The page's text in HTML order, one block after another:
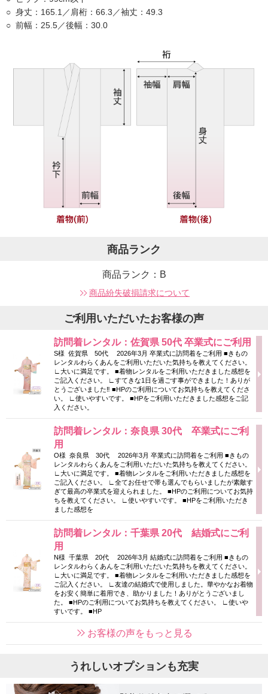
身丈：165.1／肩桁：66.3／袖丈：49.3
前幅：25.5／後幅：30.0
商品ランク
商品ランク：B
商品紛失破損請求について
ご利用いただいたお客様の声
訪問着レンタル：佐賀県 50代 卒業式にご利用
S様 佐賀県 50代 2026年3月 卒業式に訪問着をご利用 ■きもの
レンタルわらくあんをご利用いただいた気持ちを教えてください。
∟大いに満足です。 ■着物レンタルをご利用いただきました感想を
ご記入ください。 ∟すてきな1日を過ごす事ができました！ありが
とうございました‼ ■HPのご利用についてお気持ちを教えてくださ
い。 ∟使いやすいです。 ■HPをご利用いただきました感想をご記
入ください。
訪問着レンタル：奈良県 30代 卒業式にご利
用
O様 奈良県 30代 2026年3月 卒業式に訪問着をご利用 ■きもの
レンタルわらくあんをご利用いただいた気持ちを教えてください。
∟大いに満足です。 ■着物レンタルをご利用いただきました感想を
ご記入ください。 ∟全てお任せで帯も選んでもらいましたが素敵す
ぎて最高の卒業式を迎えられました。 ■HPのご利用についてお気持
ちを教えてください。 ∟使いやすいです。 ■HPをご利用いただき
ました感想を
訪問着レンタル：千葉県 20代 結婚式にご利
用
N様 千葉県 20代 2026年3月 結婚式に訪問着をご利用 ■きもの
レンタルわらくあんをご利用いただいた気持ちを教えてください。
∟大いに満足です。 ■着物レンタルをご利用いただきました感想を
ご記入ください。 ∟友達の結婚式で使用しました。華やかなお着物
をお安く簡単に着用でき、助かりました！ありがとうございまし
た。 ■HPのご利用についてお気持ちを教えてください。 ∟使いや
すいです。 ■HP
お客様の声をもっと見る
うれしいオプションも充実